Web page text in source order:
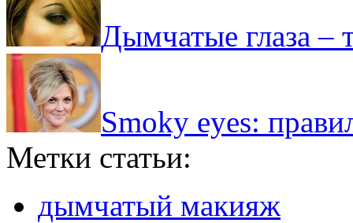
Дымчатые глаза –
Smoky eyes:
Метки статьи:
дымчатый макияж